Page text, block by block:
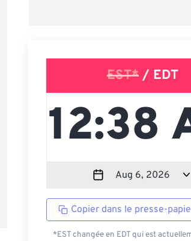
EST*/ EDT
Copier dans le presse-
*EST changée en EDT qui est